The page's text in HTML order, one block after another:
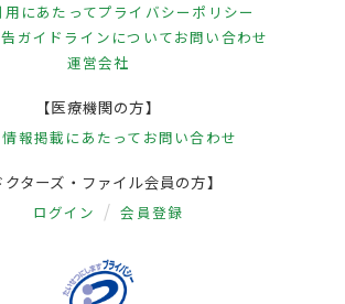
用にあたってプライバシーポリシー
ガイドラインについてお問い合わせ
運営会社
【医療機関の方】
情報掲載にあたって お問い合わせ
クターズ・ファイル会員の方】
ログイン 会員登録